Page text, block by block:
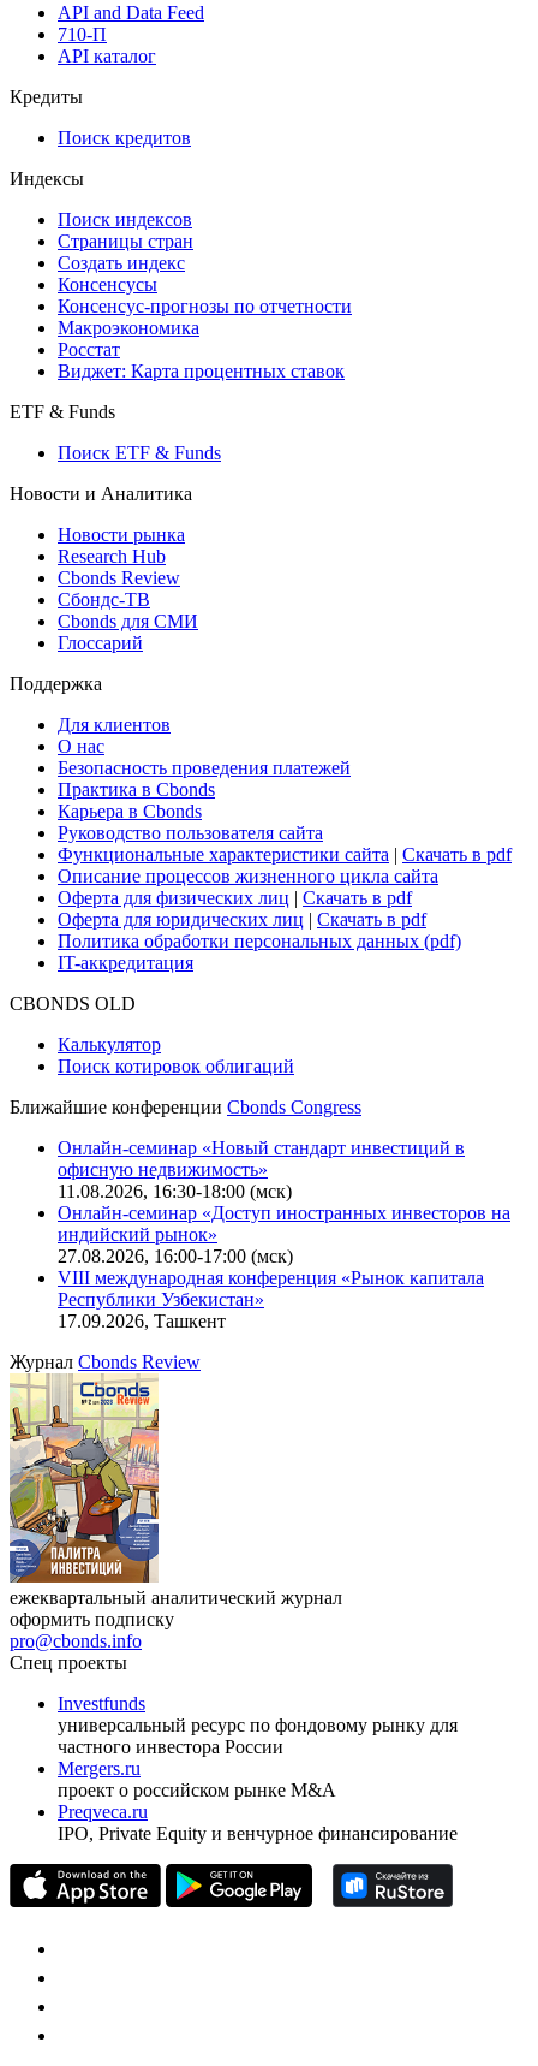
Мобильное приложение Cbonds
API
API and Data Feed
API каталог
Кредиты
Поиск кредитов
Индексы
Поиск индексов
Страницы стран
Создать индекс
Консенсусы
Консенсус-прогнозы по отчетности
Макроэкономика
Виджет: Карта процентных ставок
ETF & Funds
Поиск ETF & Funds
Новости и Аналитика
Новости рынка
Research Hub
Cbonds Review
Сбондс-ТВ
Глоссарий
Поддержка
Для клиентов
О нас
Безопасность проведения платежей
Практика в Cbonds
Карьера в Cbonds
Руководство пользователя сайта
Функциональные характеристики сайта|Скачать в pdf
Описание процессов жизненного цикла сайта
Оферта для физических лиц
Оферта для юридических лиц
IT-аккредитация
Поиск котировок облигаций
Ближайшие конференцииCbonds Congress
Онлайн-семинар «Новый стандарт инвестиций в
офисную недвижимость»
11.08.2026, 16:30-18:00 (мск)
Онлайн-семинар «Доступ иностранных инвесторов на
индийский рынок»
VIII международная конференция «Рынок капитала
Республики Узбекистан»
17.09.2026, Ташкент
ЖурналCbonds Review
ежеквартальный аналитический журнал
оформить подписку
pro@cbonds.info
Спец проекты
Investfunds
универсальный ресурс по фондовому рынку для
частного инвестора России
проект о российском рынке M&A
Preqveca.ru